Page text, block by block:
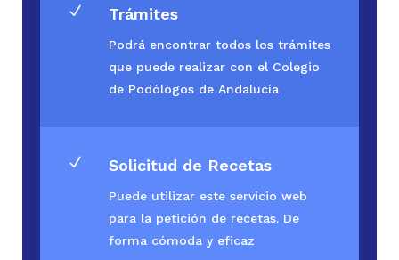
N Trámites
Podrá encontrar todos los trámites
que puede realizar con el Colegio
de Podólogos de Andalucía
N Solicitud de Recetas
Puede utilizar este servicio web
para la petición de recetas. De
forma cómoda y eficaz